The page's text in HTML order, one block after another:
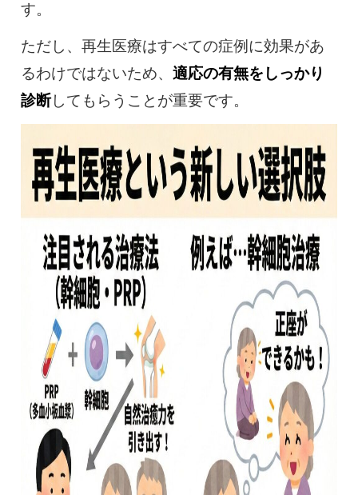
す。
ただし、再生医療はすべての症例に効果があ
るわけではないため、 適応の有無をしっかり
診断してもらうことが重要です。